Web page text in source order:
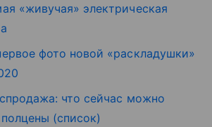
«живучая» электрическая
фото новой «раскладушки»
что сейчас можно
(список)